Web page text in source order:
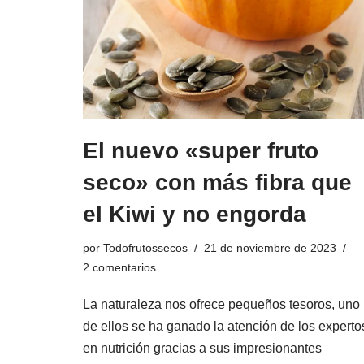
El nuevo «super fruto
seco» con más fibra que
el Kiwi y no engorda
por Todofrutossecos
21 de noviembre de 2023
2 comentarios
La naturaleza nos ofrece pequeños tesoros, uno
de ellos se ha ganado la atención de los
en nutrición gracias a sus impresionantes